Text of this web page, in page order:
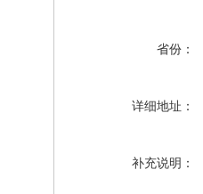
省份：
详细地址：
补充说明：